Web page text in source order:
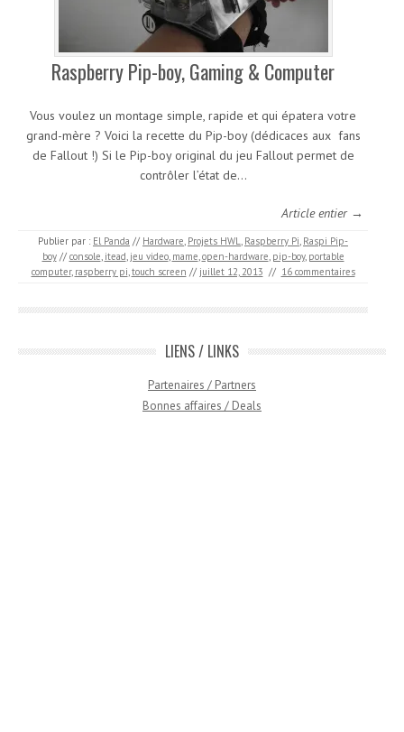
Raspberry Pip-boy, Gaming & Computer
Vous voulez un montage simple, rapide et qui épatera votre
grand-mère ? Voici la recette du Pip-boy (dédicaces aux fans
de Fallout !) Si le Pip-boy original du jeu Fallout permet de
contrôler l’état de…
Article entier →
Publier par : El Panda // Hardware Projets HWL Raspberry Pi Raspi Pip-
boy // console itead jeu video, mame open-hardware pip-boy, portable
computer, raspberry pi touch screen // juillet 12, 2013 // 16 commentaires
LIENS / LINKS
Partenaires / Partners
Bonnes affaires / Deals